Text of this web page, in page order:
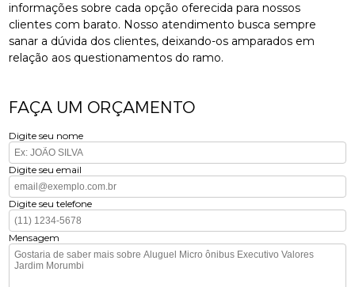
informações sobre cada opção oferecida para nossos
clientes com barato. Nosso atendimento busca sempre
sanar a dúvida dos clientes, deixando-os amparados em
relação aos questionamentos do ramo.
FAÇA UM ORÇAMENTO
Digite seu nome
Digite seu email
Digite seu telefone
Mensagem